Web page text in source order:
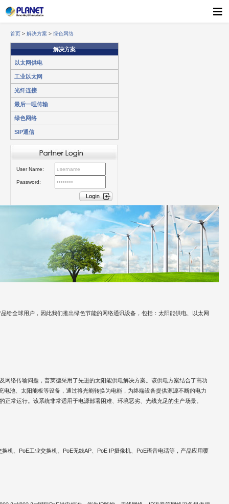
首页 > 解决方案 > 绿色网络
解决方案
以太网供电
工业以太网
光纤连接
最后一哩传输
绿色网络
SIP通信
User Name:
Password:
给全球用户，因此我们推出绿色节能的网络通讯设备，包括：太阳能供电、以太网
网络传输问题，普莱德采用了先进的太阳能供电解决方案。该供电方案结合了高功
电池、太阳能板等设备，通过将光能转换为电能，为终端设备提供源源不断的电力
正常运行。该系统非常适用于电源部署困难、环境恶劣、光线充足的生产场景。
机、PoE工业交换机、PoE无线AP、PoE IP摄像机、PoE语音电话等，产品应用覆